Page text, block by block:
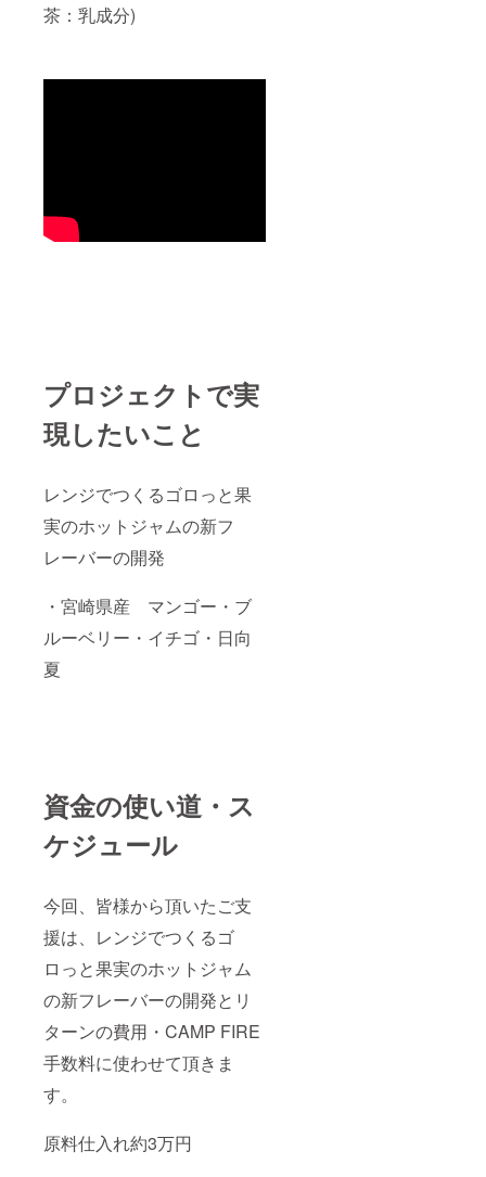
茶：乳成分)
プロジェクトで実
現したいこと
レンジでつくるゴロっと果
実のホットジャムの新フ
レーバーの開発
・宮崎県産 マンゴー・ブ
ルーベリー・イチゴ・日向
夏
資金の使い道・ス
ケジュール
今回、皆様から頂いたご支
援は、レンジでつくるゴ
ロっと果実のホットジャム
の新フレーバーの開発とリ
ターンの費用・CAMP FIRE
手数料に使わせて頂きま
す。
原料仕入れ約3万円